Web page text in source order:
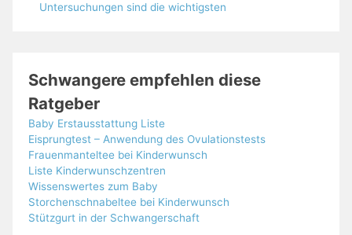
Untersuchungen sind die wichtigsten
Schwangere empfehlen diese
Ratgeber
Baby Erstausstattung Liste
Eisprungtest – Anwendung des Ovulationstests
Frauenmanteltee bei Kinderwunsch
Liste Kinderwunschzentren
Wissenswertes zum Baby
Storchenschnabeltee bei Kinderwunsch
Stützgurt in der Schwangerschaft